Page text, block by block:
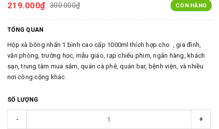
219.000₫ 300.000₫ CÒN HÀNG
TỔNG QUAN
Hộp xà bông nhấn 1 bình cao cấp 1000ml thích hợp cho , gia đình,
văn phòng, trường học, mẫu giáo, rạp chiếu phim, ngân hàng, khách
sạn, trung tâm mua sắm, quán cà phê, quán bar, bệnh viện, và nhiều
nơi công cộng khác.
SỐ LƯỢNG
- +